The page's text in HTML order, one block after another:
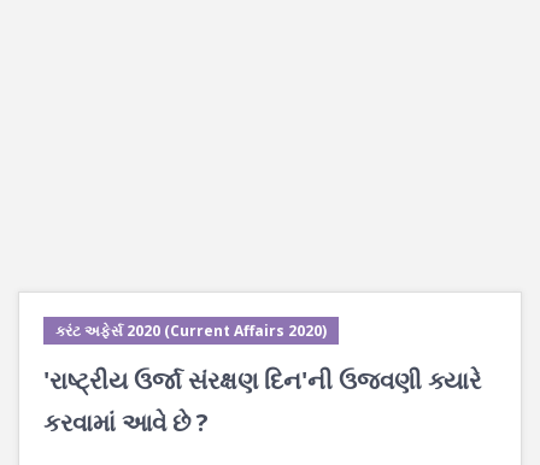
કરંટ અફેર્સ 2020 (Current Affairs 2020)
'રાષ્ટ્રીય ઉર્જા સંરક્ષણ દિન'ની ઉજવણી ક્યારે
કરવામાં આવે છે ?